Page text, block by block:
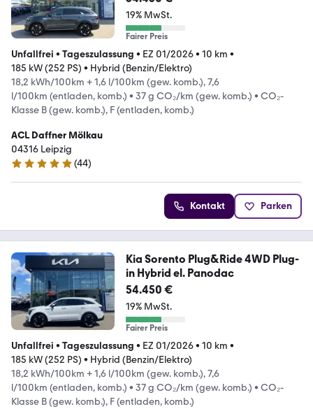
19% MwSt.
Fairer Preis
Unfallfrei • Tageszulassung • EZ 01/2026• 10 km •
185 kW (252 PS) • Hybrid (Benzin/Elektro)
18,2 kWh/100km + 1,6 l/100km (gew. komb.), 7,6
l/100km (entladen, komb.) • 37 g CO₂/km (gew. komb.) • CO₂-
Klasse B (gew. komb.), F (entladen, komb.)
ACL Daffner Mölkau
04316 Leipzig
4.9 Sterne
(44)
Kontakt Parken
Kia Sorento Plug&Ride 4WD Plug-
in Hybrid el. Panodac
54.450 €
19% MwSt.
Fairer Preis
Unfallfrei • Tageszulassung • EZ 01/2026• 10 km •
185 kW (252 PS) • Hybrid (Benzin/Elektro)
18,2 kWh/100km + 1,6 l/100km (gew. komb.), 7,6
l/100km (entladen, komb.) • 37 g CO₂/km (gew. komb.) • CO₂-
Klasse B (gew. komb.), F (entladen, komb.)